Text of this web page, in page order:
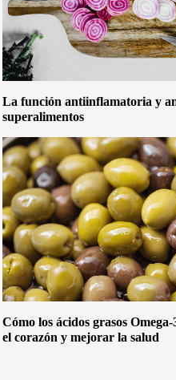
La función antiinflamatoria y
superalimentos
Cómo los ácidos grasos
el corazón y mejorar la salud